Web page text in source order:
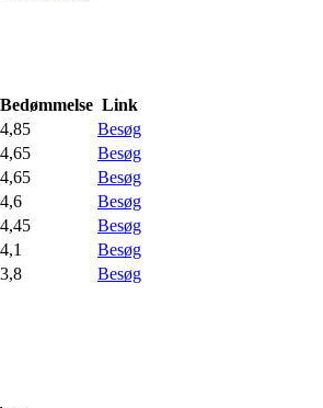
Bedømmelse Link
4,85
Besøg
4,65
Besøg
4,65
Besøg
4,6
Besøg
4,45
Besøg
4,1
Besøg
3,8
Besøg